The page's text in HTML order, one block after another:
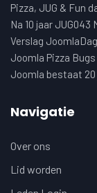
Pizza, JUG & Fun
Na 10 jaar
Verslag
Joomla Pizza
Joomla bestaat 20
Navigatie
Over ons
Lid worden